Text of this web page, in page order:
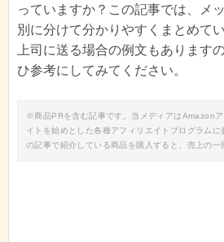
っていますか？この記事では、メ
別に分けて分かりやすくまとめて
上司に送る場合の例文もあります
ひ参考にしてみてください。
※商品PRを含む記事です。当メディアはAmazon
イトを始めとした各種アフィリエイトプログラムに
の記事で紹介している商品を購入すると、売上の一